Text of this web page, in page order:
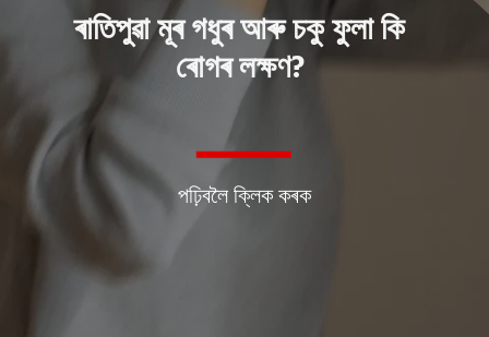
পঢ়িবলৈ ক্লিক কৰক
ৰাতিপুৱা মূৰ গধুৰ আৰু চকু ফুলা কি
ৰোগৰ লক্ষণ?